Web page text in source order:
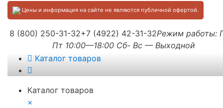
Цены и информация на сайте не являются публичной офертой.
8 (800) 250-31-32+7 (4922) 42-31-32Режим работы:
Пт 10:00—18:00 Сб- Вс — Выходной
Каталог товаров
Каталог товаров
×